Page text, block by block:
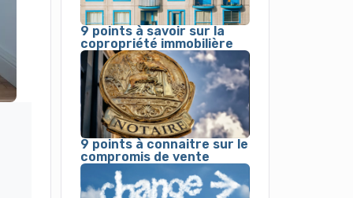
9 points à savoir sur la
copropriété immobilière
9 points à connaitre sur le
compromis de vente